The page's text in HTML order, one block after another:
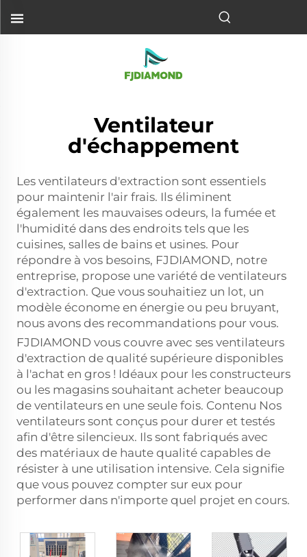
Ventilateur
d'échappement
Les ventilateurs d'extraction sont essentiels
pour maintenir l'air frais. Ils éliminent
également les mauvaises odeurs, la fumée et
l'humidité dans des endroits tels que les
cuisines, salles de bains et usines. Pour
répondre à vos besoins, FJDIAMOND, notre
entreprise, propose une variété de ventilateurs
d'extraction. Que vous souhaitiez un lot, un
modèle économe en énergie ou peu bruyant,
nous avons des recommandations pour vous.
FJDIAMOND vous couvre avec ses ventilateurs
d'extraction de qualité supérieure disponibles
à l'achat en gros ! Idéaux pour les constructeurs
ou les magasins souhaitant acheter beaucoup
de ventilateurs en une seule fois. Contenu Nos
ventilateurs sont conçus pour durer et testés
afin d'être silencieux. Ils sont fabriqués avec
des matériaux de haute qualité capables de
résister à une utilisation intensive. Cela signifie
que vous pouvez compter sur eux pour
performer dans n'importe quel projet en cours.